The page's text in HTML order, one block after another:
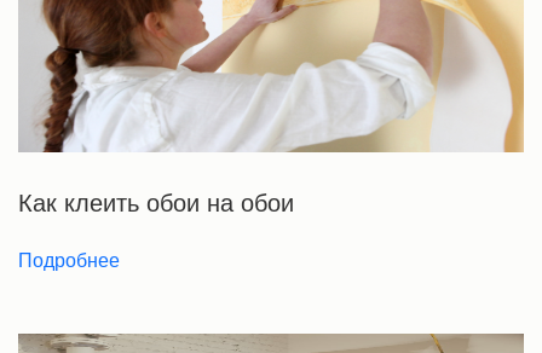
Как клеить обои на обои
Подробнее